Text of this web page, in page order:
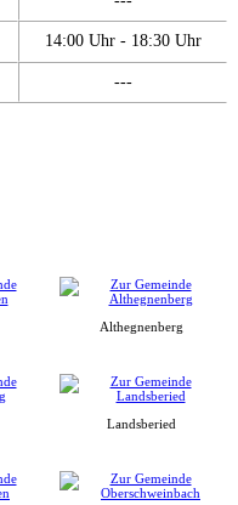
14:00 Uhr - 18:30 Uhr
---
Althegnenberg
Landsberied